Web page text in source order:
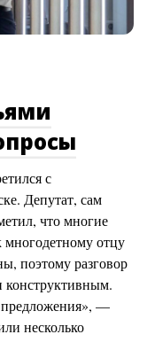
с
Депутат, сам
что многие
отцу
поэтому разговор
—
несколько